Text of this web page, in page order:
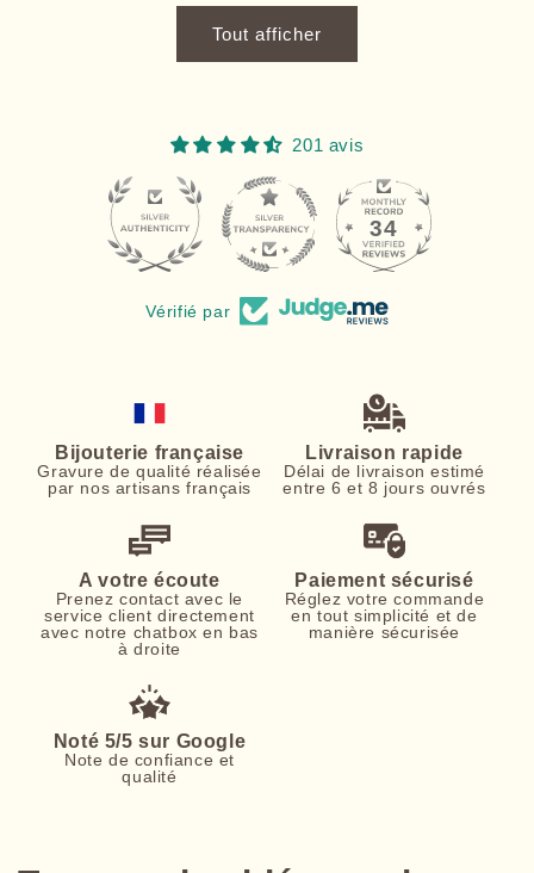
Tout afficher
201 avis
34
Vérifié par
Bijouterie française
Gravure de qualité réalisée
par nos artisans français
Livraison rapide
Délai de livraison estimé
entre 6 et 8 jours ouvrés
A votre écoute
Prenez contact avec le
service client directement
avec notre chatbox en bas
à droite
Paiement sécurisé
Réglez votre commande
en tout simplicité et de
manière sécurisée
Noté 5/5 sur Google
Note de confiance et
qualité